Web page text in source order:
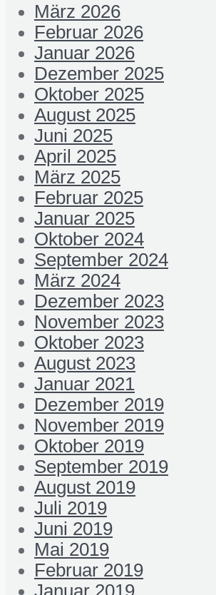
März 2026
Februar 2026
Januar 2026
Dezember 2025
Oktober 2025
August 2025
Juni 2025
April 2025
März 2025
Februar 2025
Januar 2025
Oktober 2024
September 2024
März 2024
Dezember 2023
November 2023
Oktober 2023
August 2023
Januar 2021
Dezember 2019
November 2019
Oktober 2019
September 2019
August 2019
Juli 2019
Juni 2019
Mai 2019
Februar 2019
Januar 2019